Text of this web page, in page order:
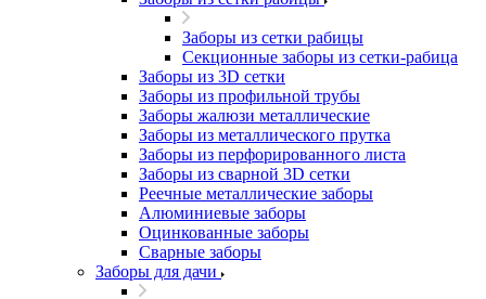
Заборы из сетки рабицы
Секционные заборы из сетки-рабица
Заборы из 3D сетки
Заборы из профильной трубы
Заборы жалюзи металлические
Заборы из металлического прутка
Заборы из перфорированного листа
Заборы из сварной 3D сетки
Реечные металлические заборы
Алюминиевые заборы
Оцинкованные заборы
Сварные заборы
Заборы для дачи